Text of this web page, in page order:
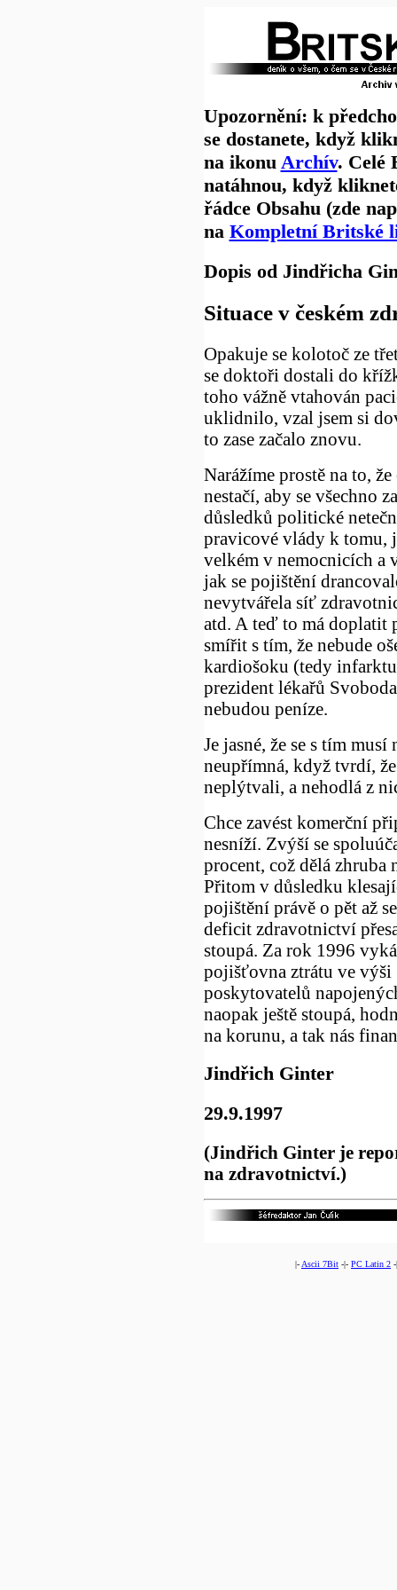
Upozornění: k
se dostanete, když
na ikonu Archív. Celé
natáhnou, když
řádce Obsahu (zde
na Kompletní Britské
Dopis od Jindřicha
Situace v českém
Opakuje se kolotoč ze
se doktoři dostali do
toho vážně vtahován
uklidnilo, vzal jsem si
to zase začalo znovu.
Narážíme prostě na to,
nestačí, aby se všechno
důsledků politické
pravicové vlády k tomu,
velkém v nemocnicích a
jak se pojištění
nevytvářela síť
atd. A teď to má doplatit
smířit s tím, že nebude
kardiošoku (tedy
prezident lékařů
nebudou peníze.
Je jasné, že se s tím
neupřímná, když tvrdí,
neplýtvali, a nehodlá z
Chce zavést komerční
nesníží. Zvýší se
procent, což dělá
Přitom v důsledku
pojištění právě o pět až
deficit zdravotnictví
stoupá. Za rok 1996
pojišťovna ztrátu ve
poskytovatelů
naopak ještě stoupá,
na korunu, a tak nás
Jindřich Ginter
29.9.1997
(Jindřich Ginter je
na zdravotnictví.)
|- Ascii 7Bit -|- PC Latin 2